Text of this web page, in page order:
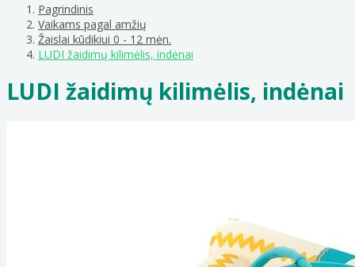
Pagrindinis
Vaikams pagal amžių
Žaislai kūdikiui 0 - 12 mėn.
LUDI žaidimų kilimėlis, indėnai
LUDI žaidimų kilimėlis, indėnai